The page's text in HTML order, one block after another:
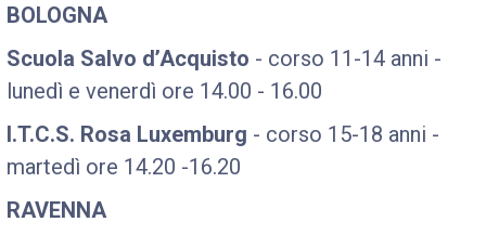
BOLOGNA
Scuola Salvo d’Acquisto - corso 11-14 anni -
lunedì e venerdì ore 14.00 - 16.00
I.T.C.S. Rosa Luxemburg - corso 15-18 anni -
martedì ore 14.20 -16.20
RAVENNA